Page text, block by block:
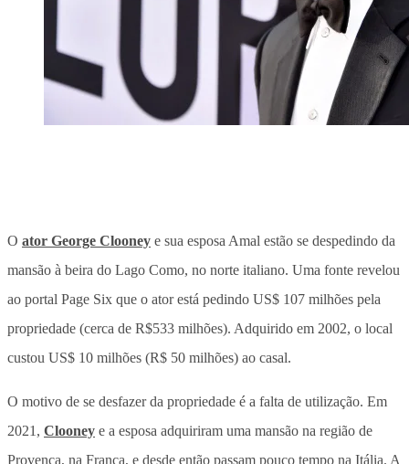
O ator George Clooney e sua esposa Amal estão se despedindo da
mansão à beira do Lago Como, no norte italiano. Uma fonte revelou
ao portal Page Six que o ator está pedindo US$ 107 milhões pela
propriedade (cerca de R$533 milhões). Adquirido em 2002, o local
custou US$ 10 milhões (R$ 50 milhões) ao casal.
O motivo de se desfazer da propriedade é a falta de utilização. Em
2021, Clooney e a esposa adquiriram uma mansão na região de
Provença, na França, e desde então passam pouco tempo na Itália. A